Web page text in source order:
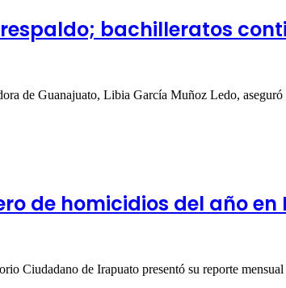
bachilleratos
de Guanajuato, Libia García Muñoz Ledo,
de homicidios del año
Ciudadano de Irapuato presentó su reporte